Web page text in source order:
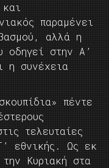
παραμένει
αλλά η
οδηγεί στην Α’
η συνέχεια
πέντε
τελευταίες
εθνικής. Ως εκ
Κυριακή στα